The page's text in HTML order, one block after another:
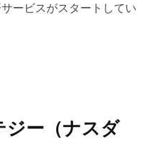
ービスがスタートしてい
ジー（ナスダ